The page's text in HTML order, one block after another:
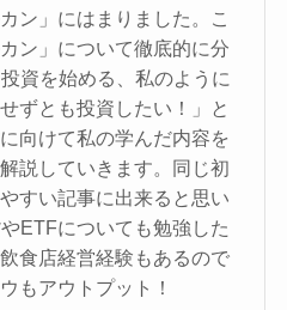
ン」にはまりました。こ
ン」について徹底的に分
資を始める、私のように
ずとも投資したい！」と
向けて私の学んだ内容を
説していきます。同じ初
すい記事に出来ると思い
ETFについても勉強した
食店経営経験もあるので
もアウトプット！